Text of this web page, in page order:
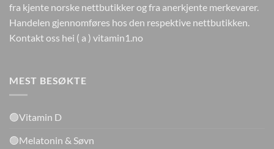
fra kjente norske nettbutikker og fra anerkjente merkevarer.
Handelen gjennomføres hos den respektive nettbutikken.
Kontakt oss hei ( a ) vitamin1.no
MEST BESØKTE
🟢Vitamin D
🟢Melatonin & Søvn